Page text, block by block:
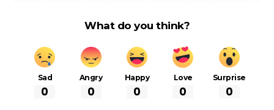
What do you think?
Sad
0
Angry
0
Happy
0
Love
0
Surprise
0